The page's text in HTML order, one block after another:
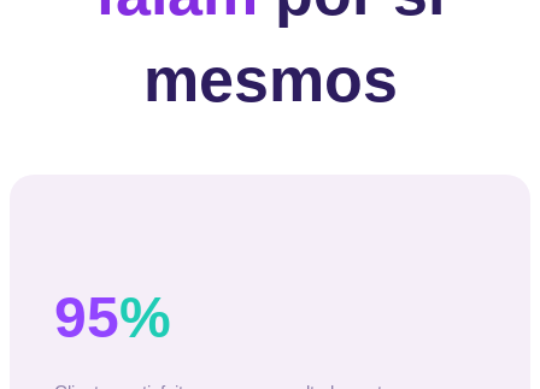
mesmos
95%